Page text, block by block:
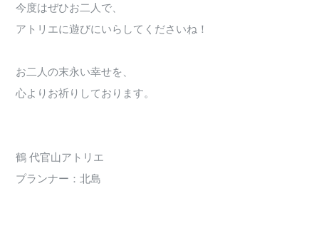
今度はぜひお二人で、
アトリエに遊びにいらしてくださいね！
お二人の末永い幸せを、
心よりお祈りしております。
鶴 代官山アトリエ
プランナー：北島